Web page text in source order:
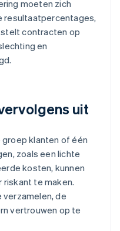
moeten zich
resultaatpercentages,
contracten op
en
uit
klanten of één
zoals een lichte
kosten, kunnen
riskant te maken.
de
vertrouwen op te